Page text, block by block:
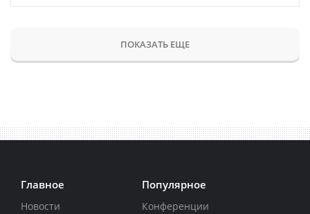
ПОКАЗАТЬ ЕЩЕ
Главное
Новости
Популярное
Конференции